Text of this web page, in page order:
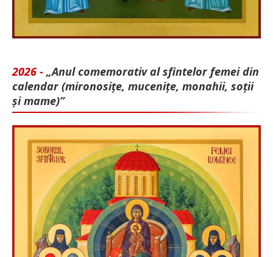
2026 - „Anul comemorativ al sfintelor femei din
calendar (mironosițe, mu­cenițe, monahii, soții
și mame)”